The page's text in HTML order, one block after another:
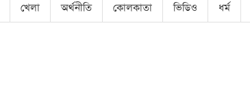
খেলা অর্থনীতি কোলকাতা ভিডিও ধর্ম